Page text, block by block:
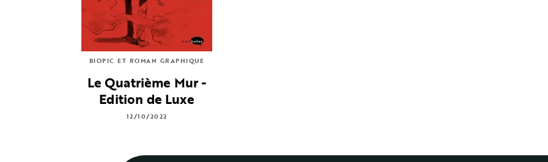
BIOPIC ET ROMAN GRAPHIQUE
Le Quatrième Mur -
Edition de Luxe
12/10/2022